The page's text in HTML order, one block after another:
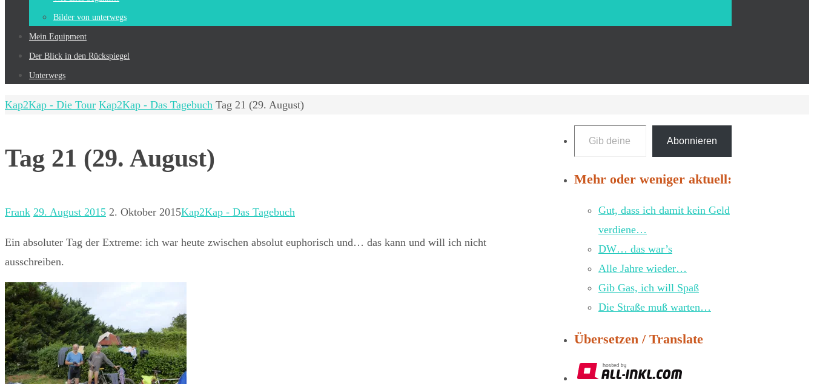
Bilder von unterwegs
Mein Equip­ment
Der Blick in den Rückspiegel
Unterwegs
Start
Kap2Kap - Die Tour Kap2Kap - Das Tagebuch Tag 21 (29. August)
Tag 21 (29. August)
Frank 29. August 2015 2. Oktober 2015Kap2Kap - Das Tagebuch
Ein absoluter Tag der Extreme: ich war heute zwischen absolut euphorisch und… das kann und will ich nicht
ausschreiben.
Gib deine E-Mail-Adresse ein ...
Abonnieren
Mehr oder weniger aktuell:
Gut, dass ich damit kein Geld
verdiene…
DW… das war’s
Alle Jahre wieder…
Gib Gas, ich will Spaß
Die Straße muß warten…
Übersetzen / Translate